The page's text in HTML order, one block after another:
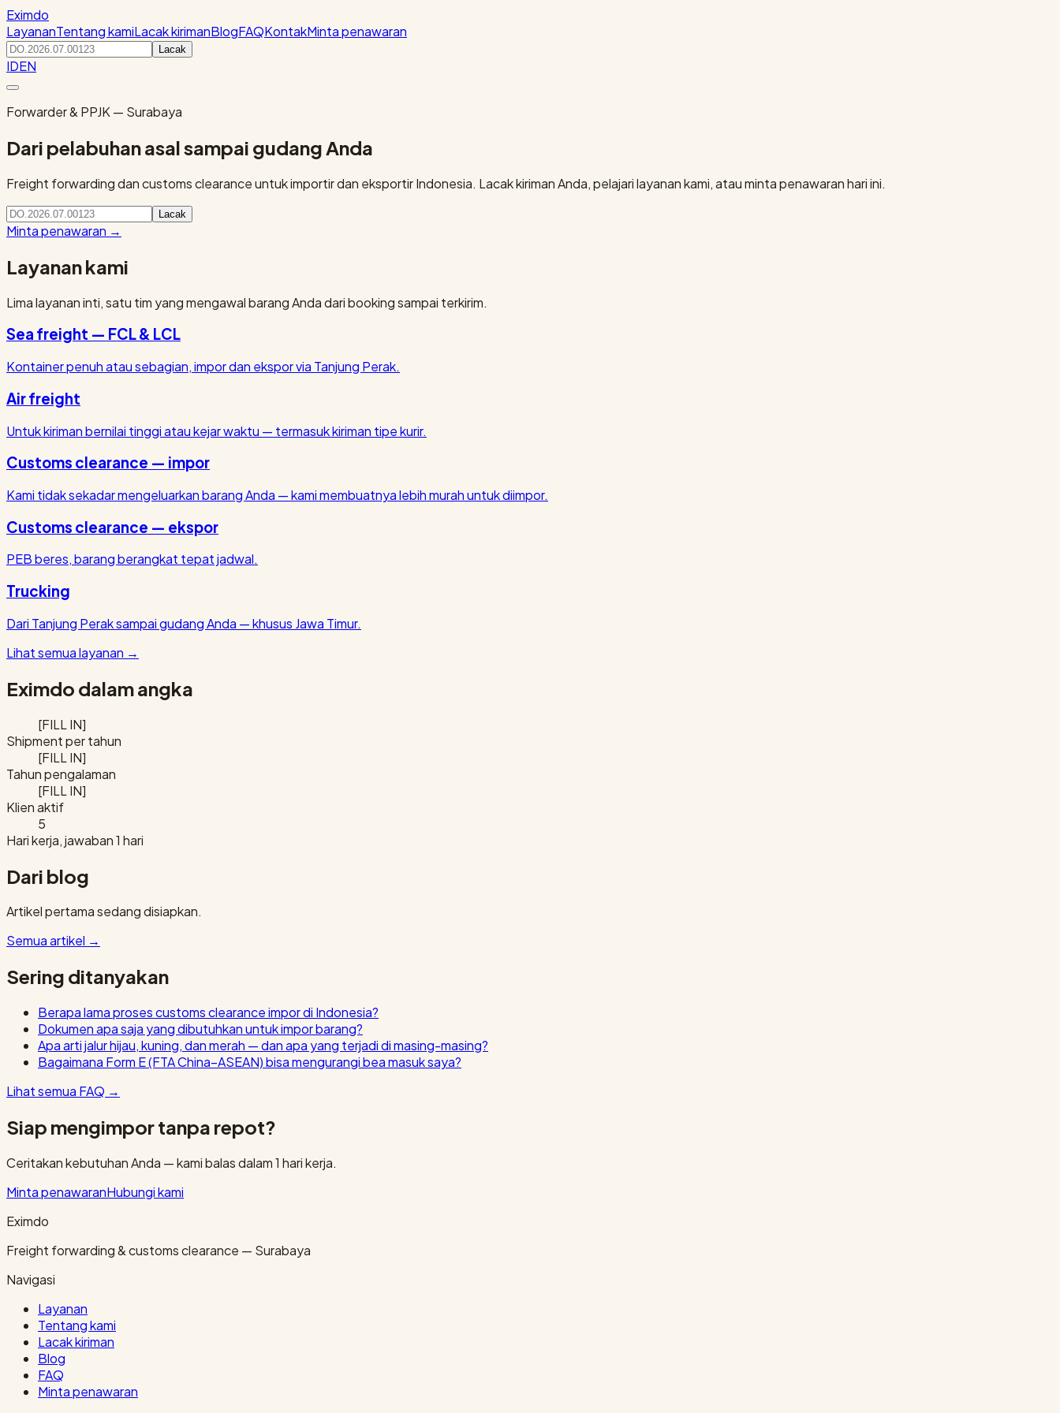
Eximdo
LayananTentang kamiLacak kirimanBlogFAQKontakMinta penawaran
Lacak
IDEN
Forwarder & PPJK — Surabaya
Dari pelabuhan asal sampai gudang Anda
Freight forwarding dan customs clearance untuk importir dan eksportir Indonesia. Lacak kiriman Anda, pelajari layanan kami, atau minta penawaran hari ini.
Lacak
Minta penawaran →
Layanan kami
Lima layanan inti, satu tim yang mengawal barang Anda dari booking sampai terkirim.
Sea freight — FCL & LCL
Kontainer penuh atau sebagian, impor dan ekspor via Tanjung Perak.
Air freight
Untuk kiriman bernilai tinggi atau kejar waktu — termasuk kiriman tipe kurir.
Customs clearance — impor
Kami tidak sekadar mengeluarkan barang Anda — kami membuatnya lebih murah untuk diimpor.
Customs clearance — ekspor
PEB beres, barang berangkat tepat jadwal.
Trucking
Dari Tanjung Perak sampai gudang Anda — khusus Jawa Timur.
Lihat semua layanan →
Eximdo dalam angka
[FILL IN]
Shipment per tahun
[FILL IN]
Tahun pengalaman
[FILL IN]
Klien aktif
5
Hari kerja, jawaban 1 hari
Dari blog
Artikel pertama sedang disiapkan.
Semua artikel →
Sering ditanyakan
Berapa lama proses customs clearance impor di Indonesia?
Dokumen apa saja yang dibutuhkan untuk impor barang?
Apa arti jalur hijau, kuning, dan merah — dan apa yang terjadi di masing-masing?
Bagaimana Form E (FTA China–ASEAN) bisa mengurangi bea masuk saya?
Lihat semua FAQ →
Siap mengimpor tanpa repot?
Ceritakan kebutuhan Anda — kami balas dalam 1 hari kerja.
Minta penawaranHubungi kami
Eximdo
Freight forwarding & customs clearance — Surabaya
Navigasi
Layanan
Tentang kami
Lacak kiriman
Blog
FAQ
Minta penawaran